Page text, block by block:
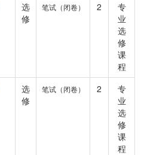
选
修
笔试（闭卷） 2
专
业
选
修
课
程
选
修
笔试（闭卷） 2
专
业
选
修
课
程